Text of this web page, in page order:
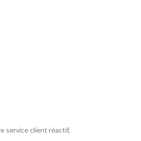
service client réactif,